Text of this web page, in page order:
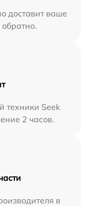
доставит ваше
техники Seek
2 часов.
в